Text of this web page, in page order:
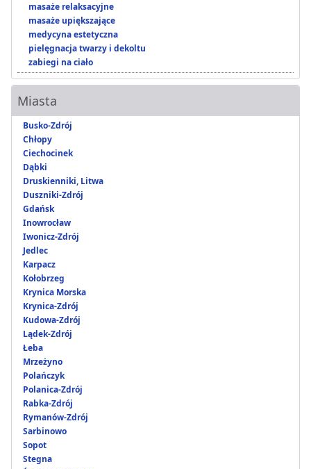
masaże relaksacyjne
masaże upiększające
medycyna estetyczna
pielęgnacja twarzy i dekoltu
zabiegi na ciało
Miasta
Busko-Zdrój
Chłopy
Ciechocinek
Dąbki
Druskienniki, Litwa
Duszniki-Zdrój
Gdańsk
Inowrocław
Iwonicz-Zdrój
Jedlec
Karpacz
Kołobrzeg
Krynica Morska
Krynica-Zdrój
Kudowa-Zdrój
Lądek-Zdrój
Łeba
Mrzeżyno
Polańczyk
Polanica-Zdrój
Rabka-Zdrój
Rymanów-Zdrój
Sarbinowo
Sopot
Stegna